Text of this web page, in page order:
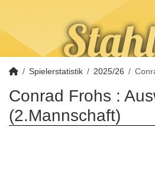
Spielerstatistik 2025/26
Conrad Frohs :
(2.Mannschaft)